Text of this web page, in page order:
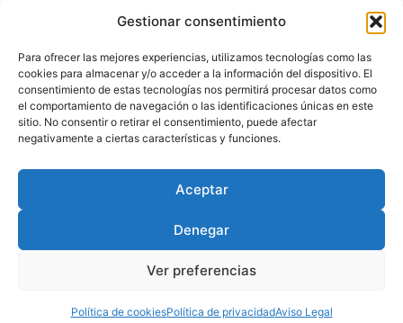
Gestionar consentimiento
Para ofrecer las mejores experiencias, utilizamos tecnologías como las
cookies para almacenar y/o acceder a la información del dispositivo. El
consentimiento de estas tecnologías nos permitirá procesar datos como
el comportamiento de navegación o las identificaciones únicas en este
sitio. No consentir o retirar el consentimiento, puede afectar
negativamente a ciertas características y funciones.
Aceptar
Denegar
Ver preferencias
Política de cookiesPolítica de privacidadAviso Legal
Blog
Contacto
Mi
cuenta
Checkout
Comte Borrell,
L'Eixample,
08015
Barcelona
Terminos y condiciones
Todos los derechos reservados | Diseñado porTrixma